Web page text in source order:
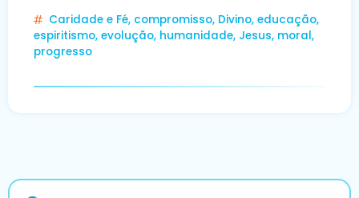
Caridade e Fé, compromisso, Divino, educação,
espiritismo, evolução, humanidade, Jesus, moral,
progresso